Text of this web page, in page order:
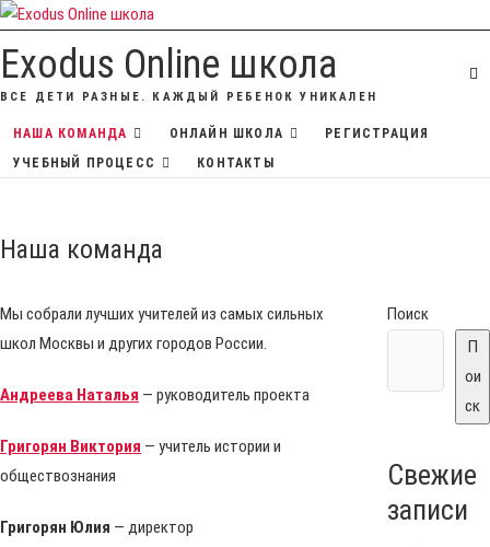
Перейти
содержимому
Exodus Online школа
ВСЕ ДЕТИ РАЗНЫЕ. КАЖДЫЙ РЕБЕНОК УНИКАЛЕН
НАША КОМАНДА ОНЛАЙН ШКОЛА
РЕГИСТРАЦИЯ
УЧЕБНЫЙ ПРОЦЕСС
КОНТАКТЫ
Наша команда
Мы собрали лучших учителей из самых сильных
школ Москвы и других городов России.
Андреева Наталья — руководитель проекта
Григорян Виктория — учитель истории и
обществознания
Григорян Юлия — директор
Поиск
П
ои
ск
Свежие
записи